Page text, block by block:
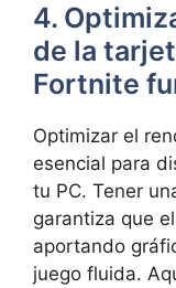
4.
de la
Fortnite
Optimizar el
esencial para
tu PC. Tener
garantiza que
aportando
juego fluida.